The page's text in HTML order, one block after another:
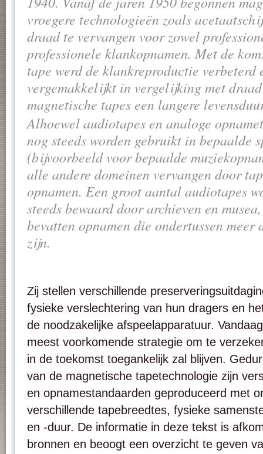
vroegere technologieën zoals
draad te vervangen voor zowel
professionele klankopnamen. Met de
tape werd de klankreproductie verbeterd
vergemakkelijkt in vergelijking met
magnetische tapes een langere
Alhoewel audiotapes en analoge
nog steeds worden gebruikt in bepaalde
(bijvoorbeeld voor bepaalde
alle andere domeinen vervangen door
opnamen. Een groot aantal audiotapes
steeds bewaard door archieven en
bevatten opnamen die ondertussen meer
zijn.
Zij stellen verschillende
fysieke verslechtering van hun dragers en
de noodzakelijke afspeelapparatuur.
meest voorkomende strategie om te
in de toekomst toegankelijk zal blijven.
van de magnetische tapetechnologie zijn
en opnamestandaarden geproduceerd met
verschillende tapebreedtes, fysieke
en -duur. De informatie in deze tekst is
bronnen en beoogt een overzicht te geven